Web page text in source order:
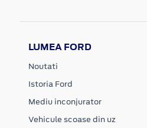
LUMEA FORD
Noutati
Istoria Ford
Mediu inconjurator
Vehicule scoase din uz